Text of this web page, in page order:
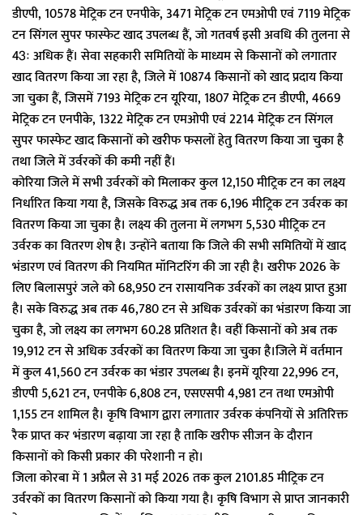
डीएपी, 10578 मेट्रिक टन एनपीके, 3471 मेट्रिक टन एमओपी एवं 7119 मेट्रिक
टन सिंगल सुपर फास्फेट खाद उपलब्ध हैं, जो गतवर्ष इसी अवधि की तुलना से
43ः अधिक हैं। सेवा सहकारी समितियों के माध्यम से किसानों को लगातार
खाद वितरण किया जा रहा है, जिले में 10874 किसानों को खाद प्रदाय किया
जा चुका हैं, जिसमें 7193 मेट्रिक टन यूरिया, 1807 मेट्रिक टन डीएपी, 4669
मेट्रिक टन एनपीके, 1322 मेट्रिक टन एमओपी एवं 2214 मेट्रिक टन सिंगल
सुपर फास्फेट खाद किसानों को खरीफ फसलों हेतु वितरण किया जा चुका है
तथा जिले में उर्वरकों की कमी नहीं हैं।
कोरिया जिले में सभी उर्वरकों को मिलाकर कुल 12,150 मीट्रिक टन का लक्ष्य
निर्धारित किया गया है, जिसके विरुद्ध अब तक 6,196 मीट्रिक टन उर्वरक का
वितरण किया जा चुका है। लक्ष्य की तुलना में लगभग 5,530 मीट्रिक टन
उर्वरक का वितरण शेष है। उन्होंने बताया कि जिले की सभी समितियों में खाद
भंडारण एवं वितरण की नियमित मॉनिटरिंग की जा रही है। खरीफ 2026 के
लिए बिलासपुरं जले को 68,950 टन रासायनिक उर्वरकों का लक्ष्य प्राप्त हुआ
है। सके विरुद्ध अब तक 46,780 टन से अधिक उर्वरकों का भंडारण किया जा
चुका है, जो लक्ष्य का लगभग 60.28 प्रतिशत है। वहीं किसानों को अब तक
19,912 टन से अधिक उर्वरकों का वितरण किया जा चुका है।जिले में वर्तमान
में कुल 41,560 टन उर्वरक का भंडार उपलब्ध है। इनमें यूरिया 22,996 टन,
डीएपी 5,621 टन, एनपीके 6,808 टन, एसएसपी 4,981 टन तथा एमओपी
1,155 टन शामिल है। कृषि विभाग द्वारा लगातार उर्वरक कंपनियों से अतिरिक्त
रैक प्राप्त कर भंडारण बढ़ाया जा रहा है ताकि खरीफ सीजन के दौरान
किसानों को किसी प्रकार की परेशानी न हो।
जिला कोरबा में 1 अप्रैल से 31 मई 2026 तक कुल 2101.85 मीट्रिक टन
उर्वरकों का वितरण किसानों को किया गया है। कृषि विभाग से प्राप्त जानकारी